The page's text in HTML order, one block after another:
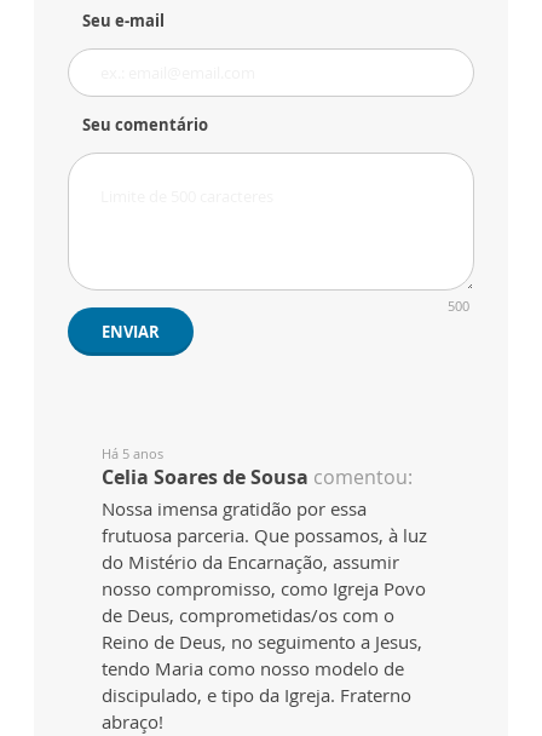
Seu e-mail
Seu comentário
500
ENVIAR
Há 5 anos
Celia Soares de Sousa comentou:
Nossa imensa gratidão por essa
frutuosa parceria. Que possamos, à luz
do Mistério da Encarnação, assumir
nosso compromisso, como Igreja Povo
de Deus, comprometidas/os com o
Reino de Deus, no seguimento a Jesus,
tendo Maria como nosso modelo de
discipulado, e tipo da Igreja. Fraterno
abraço!